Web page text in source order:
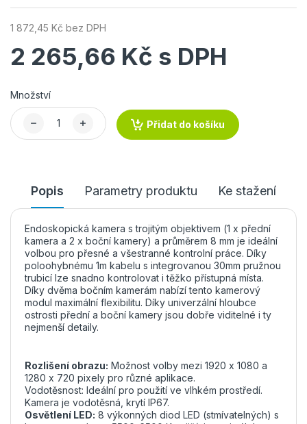
1 872,45 Kč bez DPH
2 265,66 Kč s DPH
Množství
Přidat do košíku
Popis Parametry produktu Ke stažení
Endoskopická kamera s trojitým objektivem (1 x přední
kamera a 2 x boční kamery) a průměrem 8 mm je ideální
volbou pro přesné a všestranné kontrolní práce. Díky
poloohybnému 1m kabelu s integrovanou 30mm pružnou
trubicí lze snadno kontrolovat i těžko přístupná místa.
Díky dvěma bočním kamerám nabízí tento kamerový
modul maximální flexibilitu. Díky univerzální hloubce
ostrosti přední a boční kamery jsou dobře viditelné i ty
nejmenší detaily.
Rozlišení obrazu: Možnost volby mezi 1920 x 1080 a
1280 x 720 pixely pro různé aplikace.
Vodotěsnost: Ideální pro použití ve vlhkém prostředí.
Kamera je vodotěsná, krytí IP67.
Osvětlení LED: 8 výkonných diod LED (stmívatelných) s